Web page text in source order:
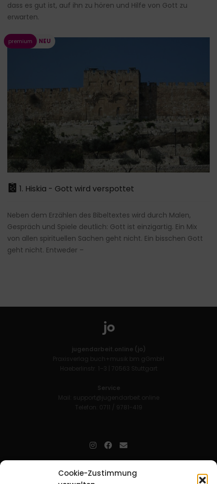
Cookie-Zustimmung
dass es gut ist, auf ihn zu hören und Hilfe von Gott zu
erwarten.
1. Hiskia - Gott wird verspottet
Neben dem Erzählen des Bibeltextes wird durch Malen,
Gespräch und Spiele deutlich: Gott ist einzigartig. Ein Mix
von allen spirituellen Sachen geht nicht. Ein bisschen Gott
geht nicht. Entweder –
jugendarbeit.online (jo)
Praxisverlag buch+musik bm gGmbH
Haeberlinstr. 1–3 | 70563 Stuttgart
Service
Mail: support@jugendarbeit.online
Telefon: 0711 / 9781-419
Mitarbeitende in der christlichen Kinder-, Jugend- und jungen